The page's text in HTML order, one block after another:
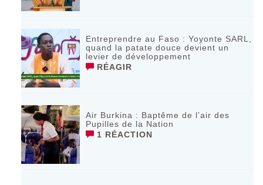
Entreprendre au Faso : Yoyonte SARL,
quand la patate douce devient un
levier de développement
RÉAGIR
Air Burkina : Baptême de l’air des
Pupilles de la Nation
1 RÉACTION